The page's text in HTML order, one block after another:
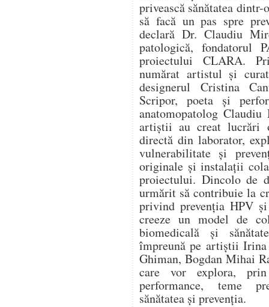
privească sănătatea
să facă un pas spre
declară Dr. Claudiu
patologică, fondatorul
proiectului CLARA.
numărat artistul și
designerul Cristina
Scripor, poeta și
anatomopatolog
artiștii au creat lucrări
directă din laborator,
vulnerabilitate și
originale și instalații
proiectului. Dincolo de
urmărit să contribuie la
privind prevenția HPV
creeze un model de
biomedicală și
împreună pe artiștii
Ghiman, Bogdan Mihai
care vor explora,
performance, teme
sănătatea și prevenția.